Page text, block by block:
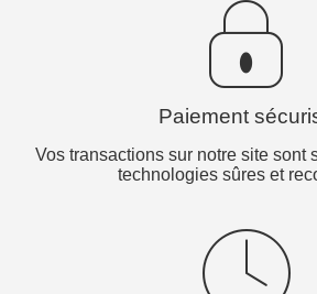
Paiement
Vos transactions sur notre site sont
technologies sûres et